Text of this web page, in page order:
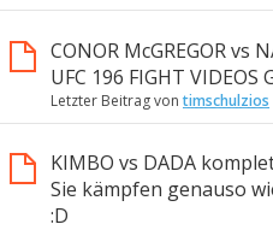
CONOR McGREGOR vs
UFC 196 FIGHT VIDEOS
Letzter Beitrag von timschulzios
KIMBO vs DADA
Sie kämpfen genauso
:D